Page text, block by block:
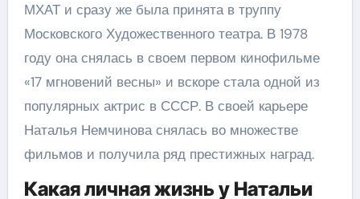
МХАТ и сразу же была принята в труппу
Московского Художественного театра. В 1978
году она снялась в своем первом кинофильме
«17 мгновений весны» и вскоре стала одной из
популярных актрис в СССР. В своей карьере
Наталья Немчинова снялась во множестве
фильмов и получила ряд престижных наград.
Какая личная жизнь у Натальи